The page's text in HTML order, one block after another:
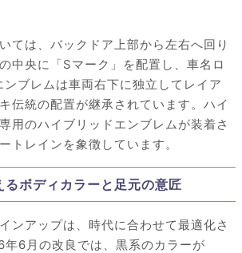
ては、バックドア上部から左右へ回り
中央に「Sマーク」を配置し、車名ロ
ブレムは車両右下に独立してレイア
伝統の配置が継承されています。ハイ
用のハイブリッドエンブレムが装着さ
トレインを象徴しています。
るボディカラーと足元の意匠
ンアップは、時代に合わせて最適化さ
6月の改良では、黒系のカラーが